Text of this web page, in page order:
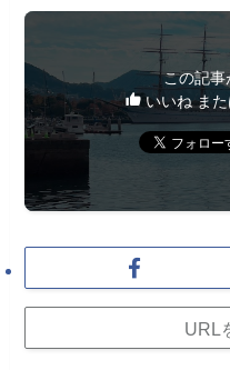
この記事
いいね ま
URL